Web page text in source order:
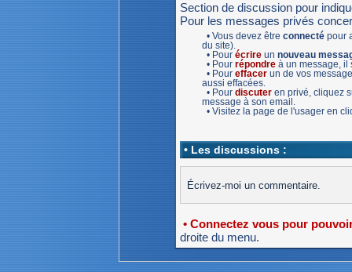
Section de discussion pour
Pour les messages privés
• Vous devez être connectépour
du site).
• Pour écrireun nouveau
• Pour répondreà un message, il
• Pour effacerun de vos
aussi effacées.
• Pour discuteren privé, cliquez
message à son email.
• Visitez la page de l'usager en
• Les discussions :
Écrivez-moi un commentaire.
• Connectez vous pour
droite du menu.